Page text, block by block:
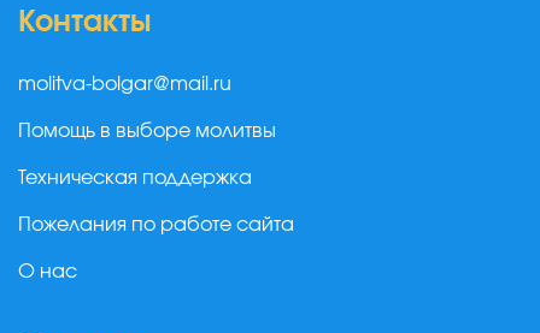
Контакты
molitva-bolgar@mail.ru
Помощь в выборе молитвы
Техническая поддержка
Пожелания по работе сайта
О нас